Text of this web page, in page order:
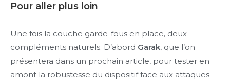
Pour aller plus loin
Une fois la couche garde-fous en place, deux
compléments naturels. D’abord Garak, que l’on
présentera dans un prochain article, pour tester en
amont la robustesse du dispositif face aux attaques